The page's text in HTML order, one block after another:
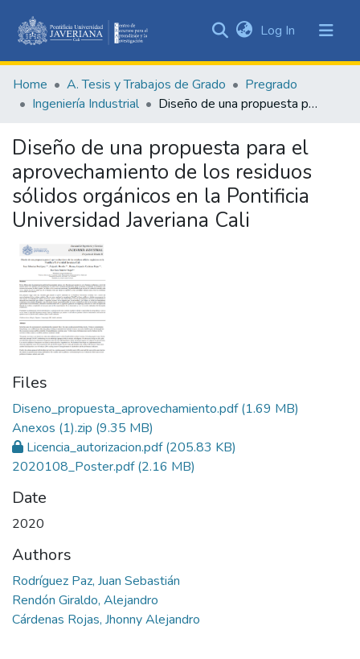
&
Collections
Statistics
Log In (current)
Home A. Tesis y Trabajos de Grado
Pregrado
Ingeniería Industrial
Diseño de una propuesta para el aprovechamiento de los residuos sólidos orgánicos en la Pontificia Universidad Javeriana Cali
Diseño de una propuesta para el
aprovechamiento de los residuos
sólidos orgánicos en la Pontificia
Universidad Javeriana Cali
Files
Diseno_propuesta_aprovechamiento.pdf(1.69 MB)
Anexos (1).zip (9.35 MB)
Licencia_autorizacion.pdf(205.83 KB)
2020108_Poster.pdf(2.16 MB)
Date
2020
Authors
Rodríguez Paz, Juan Sebastián
Rendón Giraldo, Alejandro
Cárdenas Rojas, Jhonny Alejandro